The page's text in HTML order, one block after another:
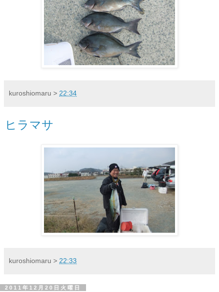
kuroshiomaru > 22:34
ヒラマサ
kuroshiomaru > 22:33
2011年12月20日火曜日